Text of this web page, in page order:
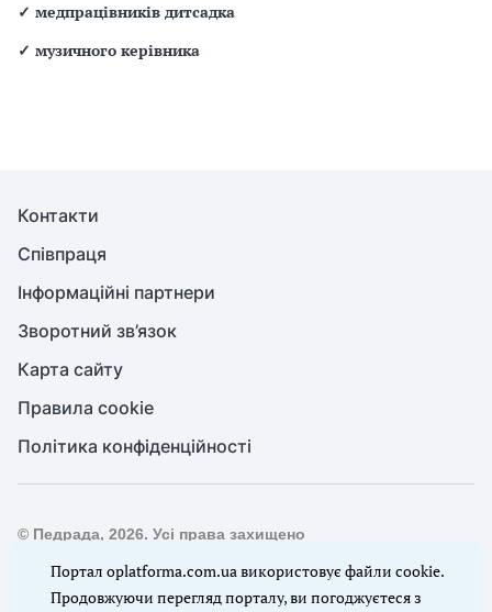
✓ медпрацівників дитсадка
✓ музичного керівника
Контакти
Співпраця
Інформаційні партнери
Зворотний зв’язок
Карта сайту
Правила cookie
Політика конфіденційності
© Педрада, 2026. Усі права захищено
Повне або часткове копіювання будь-яких матеріалів сайту,
цитування, публікація їх анотованих оглядів допускаються
лише з письмового дозволу редакції сайту Педрада
Портал oplatforma.com.ua використовує файли cookie.
Продовжуючи перегляд порталу, ви погоджуєтеся з